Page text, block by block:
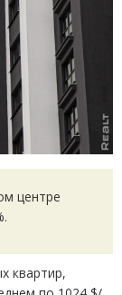
центре
квартир,